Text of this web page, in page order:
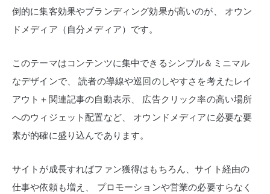
倒的に集客効果やブランディング効果が高いのが、
オウン
ドメディア（自分メディア）です。
このテーマはコンテンツに集中できるシンプル＆ミニマル
なデザインで、
読者の導線や巡回のしやすさを考えたレイ
アウト＋関連記事の自動表示、
広告クリック率の高い場所
へのウィジェット配置など、
オウンドメディアに必要な要
素が的確に盛り込んであります。
サイトが成長すればファン獲得はもちろん、サイト経由の
仕事や依頼も増え、
プロモーションや営業の必要すらなく